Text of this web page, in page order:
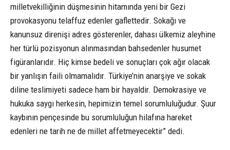
milletvekilliğinin düşmesinin hitamında yeni bir Gezi
provokasyonu telaffuz edenler gaflettedir. Sokağı ve
kanunsuz direnişi adres gösterenler, dahası ülkemiz aleyhine
her türlü pozisyonun alınmasından bahsedenler husumet
figüranlarıdır. Hiç kimse bedeli ve sonuçları çok ağır olacak
bir yanlışın faili olmamalıdır. Türkiye’nin anarşiye ve sokak
diline teslimiyeti sadece ham bir hayaldir. Demokrasiye ve
hukuka saygı herkesin, hepimizin temel sorumluluğudur. Şuur
kaybının pençesinde bu sorumluluğun hilafına hareket
edenleri ne tarih ne de millet affetmeyecektir” dedi.